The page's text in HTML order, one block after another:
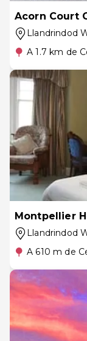
Acorn Court
Llandrindod
A 1.7 km de
Montpellier
Llandrindod
A 610 m de